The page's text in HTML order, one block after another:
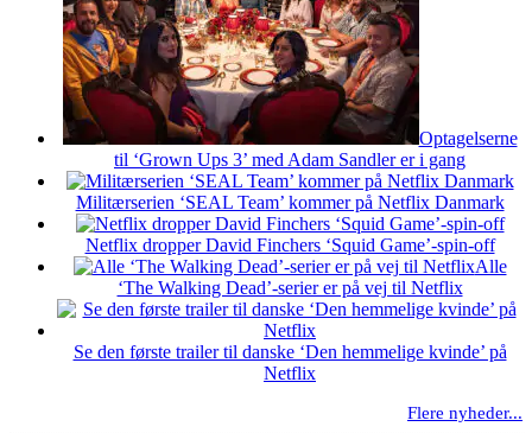
Optagelserne
til ‘Grown Ups 3’ med Adam Sandler er i gang
Militærserien ‘SEAL Team’ kommer på Netflix Danmark
Netflix dropper David Finchers ‘Squid Game’-spin-off
Alle
‘The Walking Dead’-serier er på vej til Netflix
Se den første trailer til danske ‘Den hemmelige kvinde’ på
Netflix
Flere nyheder...